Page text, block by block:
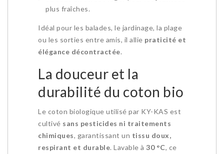
plus fraîches.
Idéal pour les balades, le jardinage, la plage
ou les sorties entre amis, il allie praticité et
élégance décontractée.
La douceur et la
durabilité du coton bio
Le coton biologique utilisé par KY-KAS est
cultivé sans pesticides ni traitements
chimiques, garantissant un tissu doux,
respirant et durable. Lavable à 30 °C, ce